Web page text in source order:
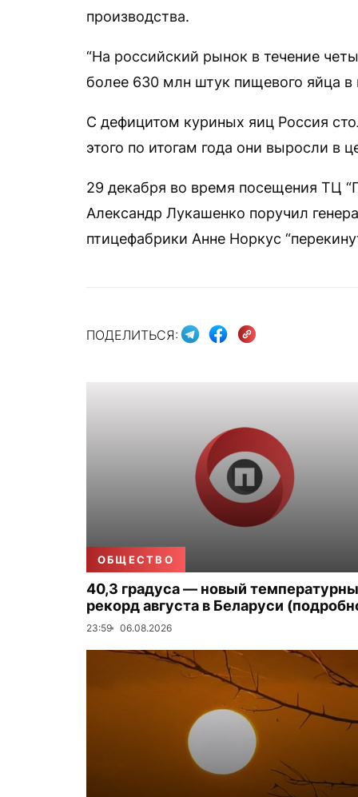
производства.
“На российский рынок в течение
более 630 млн штук пищевого яйца
С дефицитом куриных яиц Россия
этого по итогам года они выросли в
29 декабря во время посещения ТЦ
Александр Лукашенко поручил
птицефабрики Анне Норкус
ПОДЕЛИТЬСЯ:
ОБЩЕСТВО
40,3 градуса — новый
рекорд августа в Беларуси
23:59 06.08.2026